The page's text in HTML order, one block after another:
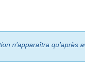
n’apparaîtra qu’après